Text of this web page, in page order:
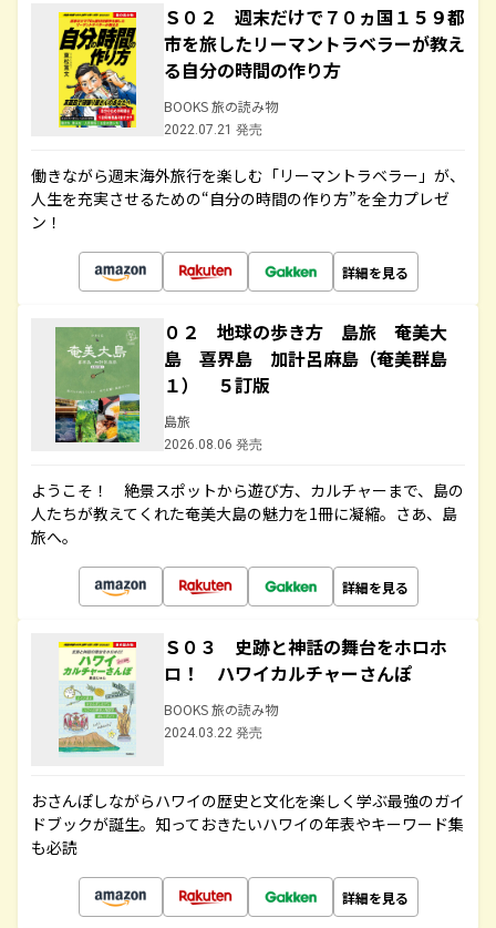
Ｓ０２ 週末だけで７０ヵ国１５９都
市を旅したリーマントラベラーが教え
る自分の時間の作り方
BOOKS 旅の読み物
2022.07.21 発売
働きながら週末海外旅行を楽しむ「リーマントラベラー」が、
人生を充実させるための“自分の時間の作り方”を全力プレゼ
ン！
詳細を見る
０２ 地球の歩き方 島旅 奄美大
島 喜界島 加計呂麻島（奄美群島
１） ５訂版
島旅
2026.08.06 発売
ようこそ！ 絶景スポットから遊び方、カルチャーまで、島の
人たちが教えてくれた奄美大島の魅力を1冊に凝縮。さあ、島
旅へ。
詳細を見る
Ｓ０３ 史跡と神話の舞台をホロホ
ロ！ ハワイカルチャーさんぽ
BOOKS 旅の読み物
2024.03.22 発売
おさんぽしながらハワイの歴史と文化を楽しく学ぶ最強のガイ
ドブックが誕生。知っておきたいハワイの年表やキーワード集
も必読
詳細を見る